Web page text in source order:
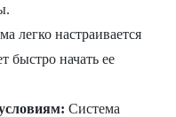
легко настраивается
быстро начать ее
Система